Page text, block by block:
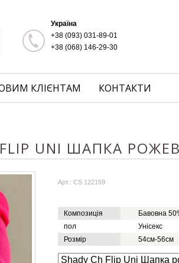
Україна
+38 (093) 031-89-01
+38 (068) 146-29-30
КЛІЄНТАМ КОНТАКТИ
FLIP UNI ШАПКА
Арт.: CS 122159
Композиція
Бавовна
пол
Унісекс
Розмір
54см-56см